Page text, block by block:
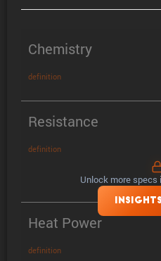
Chemistry
definition
Resistance
definition
Heat Power
definition
Unlock more